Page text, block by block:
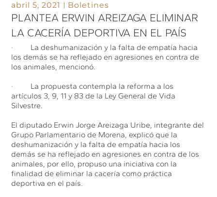
abril 5, 2021 Boletines
PLANTEA ERWIN AREIZAGA ELIMINAR
LA CACERÍA DEPORTIVA EN EL PAÍS
· La deshumanización y la falta de empatía hacia
los demás se ha reflejado en agresiones en contra de
los animales, mencionó.
· La propuesta contempla la reforma a los
artículos 3, 9, 11 y 83 de la Ley General de Vida
Silvestre.
El diputado Erwin Jorge Areizaga Uribe, integrante del
Grupo Parlamentario de Morena, explicó que la
deshumanización y la falta de empatía hacia los
demás se ha reflejado en agresiones en contra de los
animales, por ello, propuso una iniciativa con la
finalidad de eliminar la cacería como práctica
deportiva en el país.